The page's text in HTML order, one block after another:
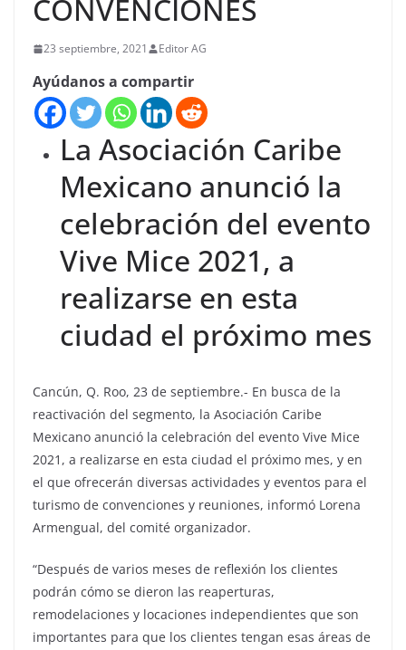
CONVENCIONES
23 septiembre, 2021 Editor AG
Ayúdanos a compartir
La Asociación Caribe
Mexicano anunció la
celebración del evento
Vive Mice 2021, a
realizarse en esta
ciudad el próximo mes
Cancún, Q. Roo, 23 de septiembre.- En busca de la
reactivación del segmento, la Asociación Caribe
Mexicano anunció la celebración del evento Vive Mice
2021, a realizarse en esta ciudad el próximo mes, y en
el que ofrecerán diversas actividades y eventos para el
turismo de convenciones y reuniones, informó Lorena
Armengual, del comité organizador.
“Después de varios meses de reflexión los clientes
podrán cómo se dieron las reaperturas,
remodelaciones y locaciones independientes que son
importantes para que los clientes tengan esas áreas de